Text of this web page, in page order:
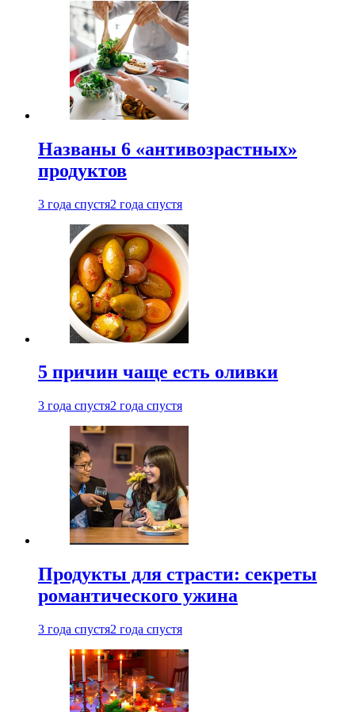
Названы 6 «антивозрастных»
продуктов
3 года спустя2 года спустя
5 причин чаще есть оливки
3 года спустя2 года спустя
Продукты для страсти: секреты
романтического ужина
3 года спустя2 года спустя